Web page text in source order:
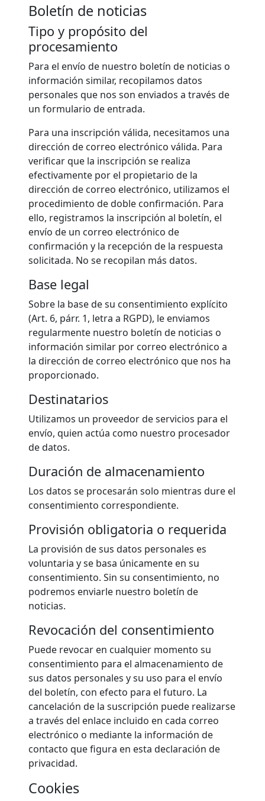
Boletín de noticias
Tipo y propósito del
procesamiento
Para el envío de nuestro boletín de noticias o
información similar, recopilamos datos
personales que nos son enviados a través de
un formulario de entrada.
Para una inscripción válida, necesitamos una
dirección de correo electrónico válida. Para
verificar que la inscripción se realiza
efectivamente por el propietario de la
dirección de correo electrónico, utilizamos el
procedimiento de doble confirmación. Para
ello, registramos la inscripción al boletín, el
envío de un correo electrónico de
confirmación y la recepción de la respuesta
solicitada. No se recopilan más datos.
Base legal
Sobre la base de su consentimiento explícito
(Art. 6, párr. 1, letra a RGPD), le enviamos
regularmente nuestro boletín de noticias o
información similar por correo electrónico a
la dirección de correo electrónico que nos ha
proporcionado.
Destinatarios
Utilizamos un proveedor de servicios para el
envío, quien actúa como nuestro procesador
de datos.
Duración de almacenamiento
Los datos se procesarán solo mientras dure el
consentimiento correspondiente.
Provisión obligatoria o requerida
La provisión de sus datos personales es
voluntaria y se basa únicamente en su
consentimiento. Sin su consentimiento, no
podremos enviarle nuestro boletín de
noticias.
Revocación del consentimiento
Puede revocar en cualquier momento su
consentimiento para el almacenamiento de
sus datos personales y su uso para el envío
del boletín, con efecto para el futuro. La
cancelación de la suscripción puede realizarse
a través del enlace incluido en cada correo
electrónico o mediante la información de
contacto que figura en esta declaración de
privacidad.
Cookies